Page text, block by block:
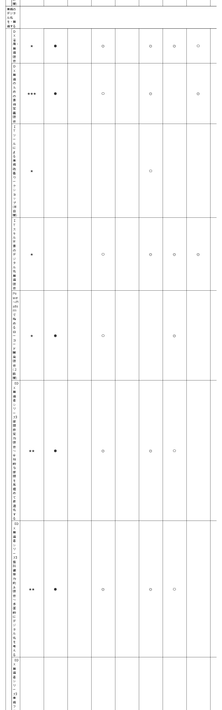
間)
業務の
デジタ
ル化
を・推
進する
Ｄ
Ｘ
活
用・
推
進
研
修
★ ● ◎ ◎ ◎ ○
Ｄ
Ｘ
推
進
の
た
め
の
要
件
定
義
研
修
★★★ ● ○ ◎ ◎
Ｉ
Ｔ
ツ
ー
ル
に
よ
る
業
務
改
善
ワ
ー
ク
シ
ョ
ッ
プ
(半
日
間)
★ ○
Ｉ
Ｔ
ス
キ
ル
不
要
の
デ
ジ
タ
ル
化
推
進
研
修
★ ○ ◎ ◎ ◎
Po
wer
～Pl
atfo
rm
で
始
め
る
ロ
ー
コ
ー
ド
開
発
研
修
(２
時
間)
★ ● ○ ◎
【Ｄ
Ｘ
推
進
者
シ
リ
ー
ズ】
課
題
設
定
力
研
修
～
全
社
的
な
課
題
を
見
極
め
て
最
適
化
す
る
★★ ● ◎ ◎ ○
【Ｄ
Ｘ
推
進
者
シ
リ
ー
ズ】
仮
説
構
築
力
向
上
研
修
～
多
面
的
に
デ
ジ
タ
ル
化
を
考
え
る
★★ ● ◎ ◎ ○
【Ｄ
Ｘ
推
進
者
シ
リ
ー
ズ】
業
務
フ